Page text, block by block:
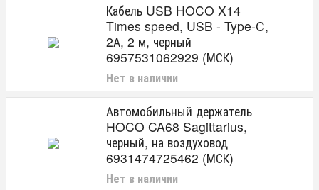
Кабель USB HOCO X14
Times speed, USB - Type-C,
2А, 2 м, черный
6957531062929 (МСК)
Нет в наличии
Автомобильный держатель
HOCO CA68 Sagittarius,
черный, на воздуховод
6931474725462 (МСК)
Нет в наличии